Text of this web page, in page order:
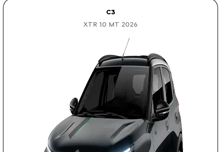
C3
XTR 1.0 MT 2026